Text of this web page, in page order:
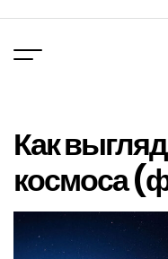
вмісту
Как
космоса